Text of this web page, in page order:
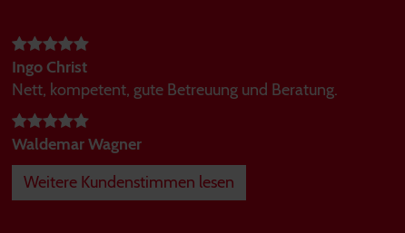
Ingo Christ
Nett, kompetent, gute Betreuung und Beratung.
Waldemar Wagner
Weitere Kundenstimmen lesen